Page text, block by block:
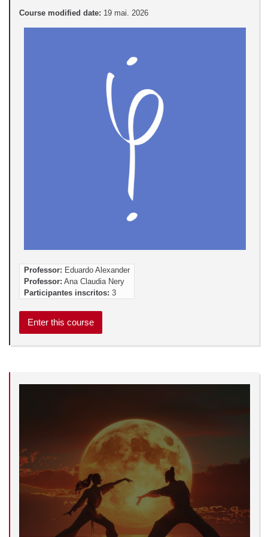
Course modified date: 19 mai. 2026
Professor: Eduardo Alexander
Professor: Ana Claudia Nery
Participantes inscritos: 3
Enter this course